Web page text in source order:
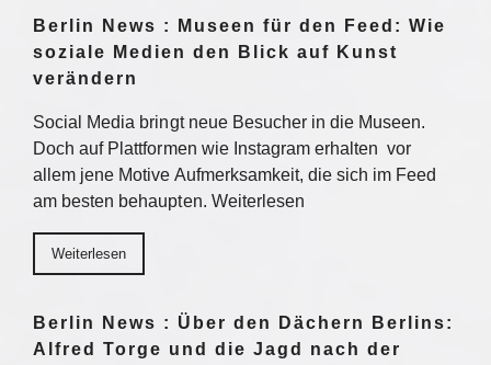
Berlin News : Museen für den Feed: Wie
soziale Medien den Blick auf Kunst
verändern
Social Media bringt neue Besucher in die Museen.
Doch auf Plattformen wie Instagram erhalten vor
allem jene Motive Aufmerksamkeit, die sich im Feed
am besten behaupten. Weiterlesen
Weiterlesen
Berlin News : Über den Dächern Berlins:
Alfred Torge und die Jagd nach der